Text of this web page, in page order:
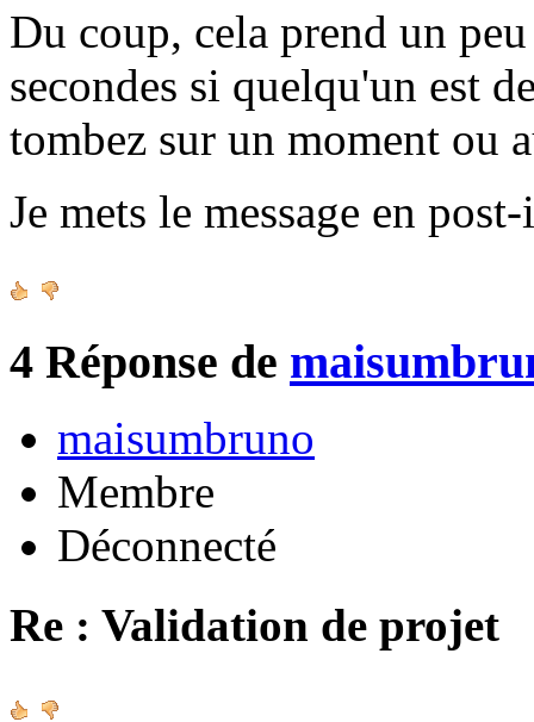
Du coup, cela prend un
secondes si quelqu'un est
tombez sur un moment ou
Je mets le message en
4 Réponse de
maisumbruno
Membre
Déconnecté
Re : Validation de projet